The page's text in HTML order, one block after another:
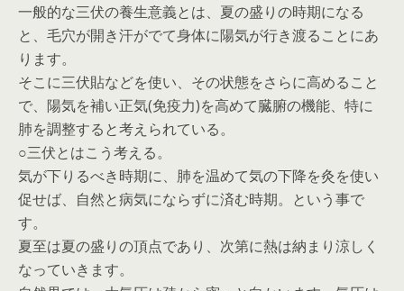
一般的な三伏の養生意義とは、夏の盛りの時期になる
と、毛穴が開き汗がでて身体に陽気が行き渡ることにあ
ります。
そこに三伏貼などを使い、その状態をさらに高めること
で、陽気を補い正気(免疫力)を高めて臓腑の機能、特に
肺を調整すると考えられている。
○三伏とはこう考える。
気が下りるべき時期に、肺を温めて気の下降を灸を使い
促せば、自然と病気にならずに済む時期。という事で
す。
夏至は夏の盛りの頂点であり、次第に熱は納まり涼しく
なっていきます。